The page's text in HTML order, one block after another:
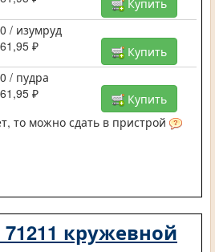
Купить
/ изумруд
₽
Купить
/ пудра
₽
Купить
то можно сдать в пристрой
71211 кружевной